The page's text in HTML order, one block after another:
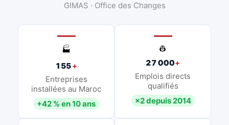
GIMAS · Office des Changes
🏭
155+
Entreprises
installées au Maroc
+42 % en 10 ans
👷
27 000+
Emplois directs
qualifiés
×2 depuis 2014